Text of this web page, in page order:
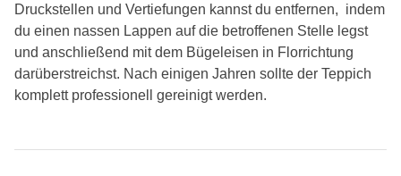
Druckstellen und Vertiefungen kannst du entfernen, indem
du einen nassen Lappen auf die betroffenen Stelle legst
und anschließend mit dem Bügeleisen in Florrichtung
darüberstreichst. Nach einigen Jahren sollte der Teppich
komplett professionell gereinigt werden.